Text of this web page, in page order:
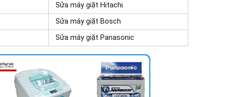
Sửa máy giặt Hitachi
Sửa máy giặt Bosch
Sửa máy giặt Panasonic